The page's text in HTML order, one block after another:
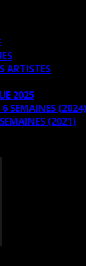
ARTISTES
2025
6 SEMAINES (2024)
(2021)